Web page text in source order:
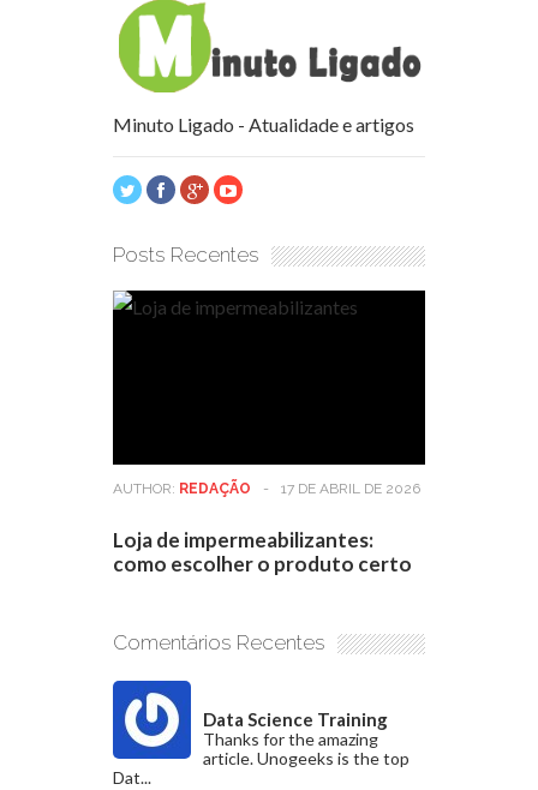
Minuto Ligado - Atualidade e artigos
Posts Recentes
AUTHOR: REDAÇÃO - 17 DE ABRIL DE 2026
Loja de impermeabilizantes:
como escolher o produto certo
Comentários Recentes
Data Science Training
Thanks for the amazing
article. Unogeeks is the top
Dat...